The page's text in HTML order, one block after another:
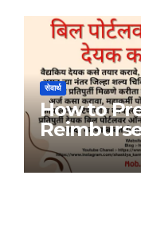
सेवार्थ
How to
Bill Portal